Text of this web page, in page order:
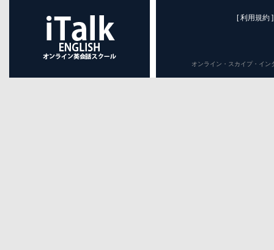
[ 利用規約 ]
オンライン・スカイプ・イ